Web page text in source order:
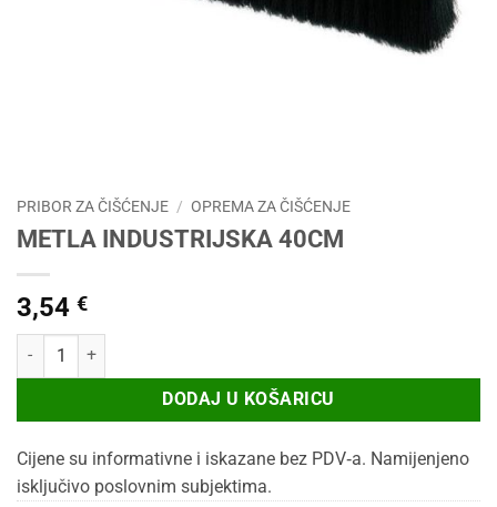
PRIBOR ZA ČIŠĆENJE / OPREMA ZA ČIŠĆENJE
METLA INDUSTRIJSKA 40CM
3,54 €
METLA INDUSTRIJSKA 40CM količina
DODAJ U KOŠARICU
Cijene su informativne i iskazane bez PDV‑a. Namijenjeno
isključivo poslovnim subjektima.